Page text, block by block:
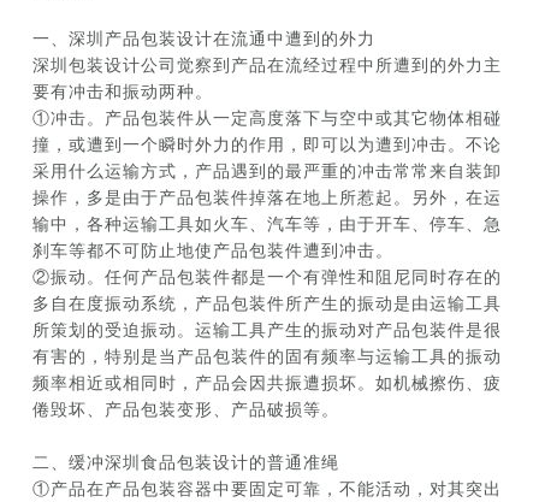
一、深圳 产品包装设计在流通中遭到的外力
深圳包装设计公司觉察到产品在流经过程中所遭到的外力主
要有冲击和振动两种。
①冲击。产品包装件从一定高度落下与空中或其它物体相碰
撞，或遭到一个瞬时外力的作用，即可以为遭到冲击。不论
采用什么运输方式，产品遇到的最严重的冲击常常来自装卸
操作，多是由于产品包装件掉落在地上所惹起。另外，在运
输中，各种运输工具如火车、汽车等，由于开车、停车、急
刹车等都不可防止地使产品包装件遭到冲击。
②振动。任何产品包装件都是一个有弹性和阻尼同时存在的
多自在度振动系统，产品包装件所产生的振动是由运输工具
所策划的受迫振动。运输工具产生的振动对产品包装件是很
有害的，特别是当产品包装件的固有频率与运输工具的振动
频率相近或相同时，产品会因共振遭损坏。如机械擦伤、疲
倦毁坏、产品包装变形、产品破损等。
二、缓冲深圳食品包装设计的普通准绳
①产品在产品包装容器中要固定可靠，不能活动，对其突出